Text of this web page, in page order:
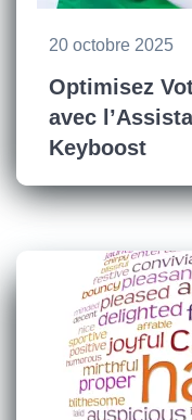
20 octobre 2025
Optimisez
avec
Keyboost